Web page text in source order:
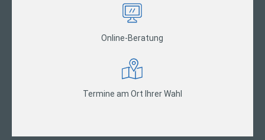
Online-Beratung
Termine am Ort Ihrer Wahl